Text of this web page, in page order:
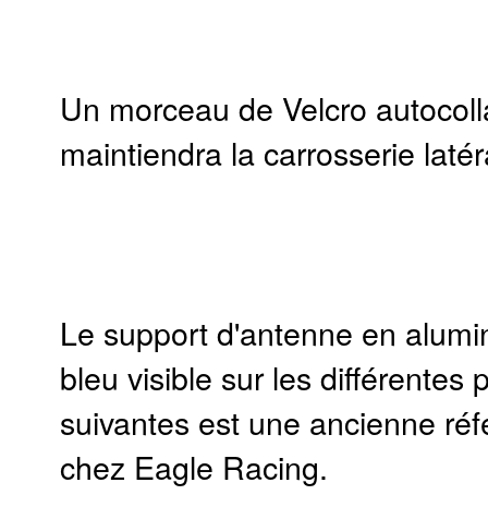
Un morceau de Velcro
maintiendra la carrosserie
Le support d'antenne en
bleu visible sur les différentes
suivantes est une ancienne
chez Eagle Racing.